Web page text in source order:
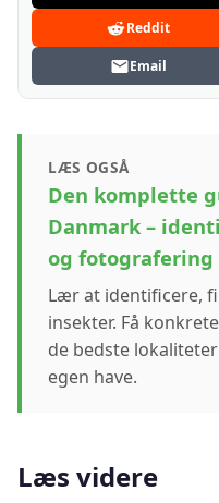
Reddit
Email
LÆS OGSÅ
Den komplette
Danmark –
og
Lær at identificere,
insekter. Få
de bedste
egen have.
Læs videre